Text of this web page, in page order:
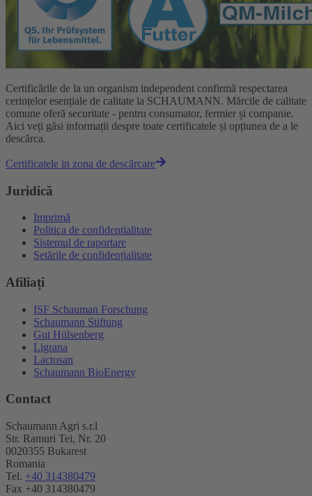
Certificările de la un organism independent confirmă respectarea
cerințelor esențiale de calitate la SCHAUMANN. Mărcile de calitate
comune oferă securitate - pentru consumator, fermier și companie.
Aici veți găsi informații despre toate certificatele și opțiunea de a le
descărca.
Certificatele in zona de descărcare
Juridică
Imprimă
Politica de confidentialitate
Sistemul de raportare
Setările de confidențialitate
Afiliați
ISF Schauman Forschung
Schaumann Stiftung
Gut Hülsenberg
Ligrana
Lactosan
Schaumann BioEnergy
Contact
Schaumann Agri s.r.l
Str. Ramuri Tei, Nr. 20
0020355 Bukarest
Romania
Tel. +40 314380479
Fax +40 314380479